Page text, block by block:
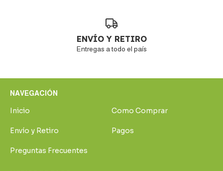
ENVÍO Y RETIRO
Entregas a todo el país
NAVEGACIÓN
Inicio Como Comprar
Envío y Retiro Pagos
Preguntas Frecuentes